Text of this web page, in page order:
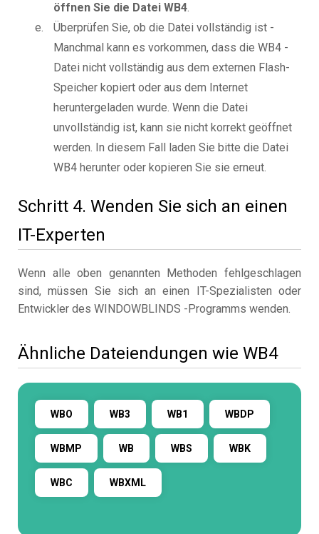
öffnen Sie die Datei WB4.
Überprüfen Sie, ob die Datei vollständig ist -
Manchmal kann es vorkommen, dass die WB4 -
Datei nicht vollständig aus dem externen Flash-
Speicher kopiert oder aus dem Internet
heruntergeladen wurde. Wenn die Datei
unvollständig ist, kann sie nicht korrekt geöffnet
werden. In diesem Fall laden Sie bitte die Datei
WB4 herunter oder kopieren Sie sie erneut.
Schritt 4. Wenden Sie sich an einen
IT-Experten
Wenn alle oben genannten Methoden fehlgeschlagen
sind, müssen Sie sich an einen IT-Spezialisten oder
Entwickler des WINDOWBLINDS -Programms wenden.
Ähnliche Dateiendungen wie WB4
WBO WB3 WB1 WBDP
WBMP WB WBS WBK
WBC WBXML